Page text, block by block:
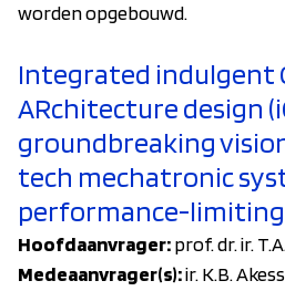
worden opgebouwd.
Integrated indulgent
ARchitecture design
groundbreaking
tech mechatronic
performance-
Hoofdaanvrager:prof. dr. ir.
Medeaanvrager(s):ir. K.B.